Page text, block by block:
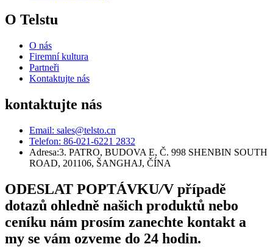
O Telstu
O nás
Firemní kultura
Partneři
Kontaktujte nás
kontaktujte nás
Email: sales@telsto.cn
Telefon: 86-021-6221 2832
Adresa:3. PATRO, BUDOVA E, Č. 998 SHENBIN SOUTH
ROAD, 201106, ŠANGHAJ, ČÍNA
ODESLAT POPTÁVKU/V případě
dotazů ohledně našich produktů nebo
ceníku nám prosím zanechte kontakt a
my se vám ozveme do 24 hodin.